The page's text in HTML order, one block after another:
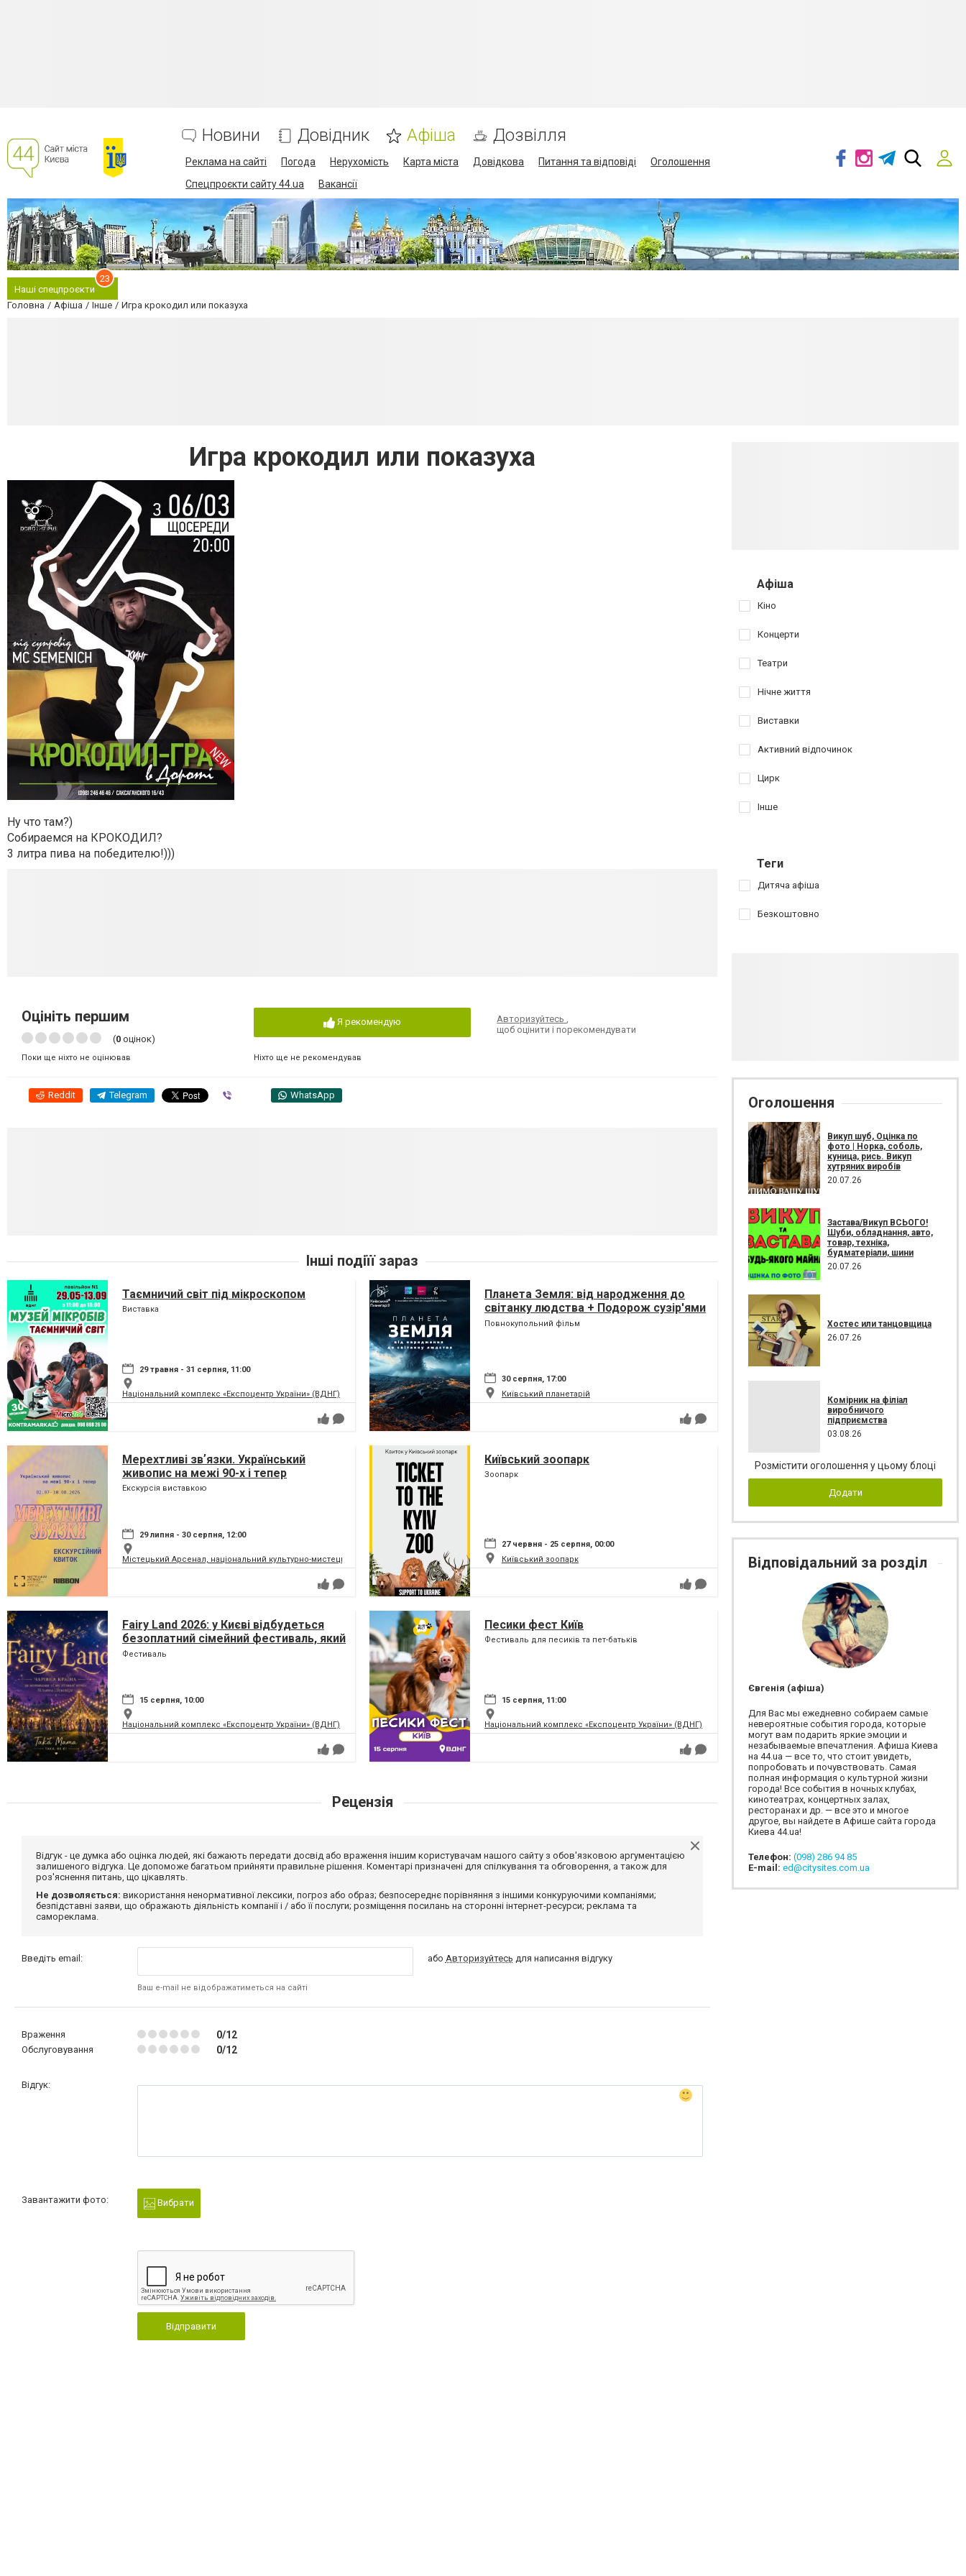
Новини Довідник Афіша Дозвілля
Реклама на сайті Погода Нерухомість Карта міста Довідкова Питання та відповіді
Оголошення
Спецпроєкти сайту 44.ua
Вакансії
Наші спецпроєкти
23
Головна Афіша Інше Игра крокодил или показуха
Игра крокодил или показуха
Ну что там?)
Собираемся на КРОКОДИЛ?
3 литра пива на победителю!)))
Оцініть першим
(0 оцінок)
Поки ще ніхто не оцінював
Я рекомендую
Ніхто ще не рекомендував
Авторизуйтесь,
щоб оцінити і порекомендувати
Reddit Telegram WhatsApp
Інші подіїї зараз
Таємничий світ під мікроскопом
Виставка
29 травня - 31 серпня, 11:00
Національний комплекс «Експоцентр України» (ВДНГ)
Планета Земля: від народження до
світанку людства + Подорож сузір'ями
(класична програма)
Повнокупольний фільм
30 серпня, 17:00
Київський планетарій
Мерехтливі звʼязки. Український
живопис на межі 90-х і тепер
Екскурсія виставкою
29 липня - 30 серпня, 12:00
Містецький Арсенал, національний культурно-мистецький та музейний комплекс
Київський зоопарк
Зоопарк
27 червня - 25 серпня, 00:00
Київський зоопарк
Fairy Land 2026: у Києві відбудеться
безоплатний сімейний фестиваль, який
перетворить парк на ВДНГ на чарівну
Фестиваль
15 серпня, 10:00
Національний комплекс «Експоцентр України» (ВДНГ)
Песики фест Київ
Фестиваль для песиків та пет-батьків
15 серпня, 11:00
Національний комплекс «Експоцентр України» (ВДНГ)
Рецензія
Відгук - це думка або оцінка людей, які бажають передати досвід або враження іншим користувачам нашого сайту з обов'язковою аргументацією
залишеного відгука. Це допоможе багатьом прийняти правильне рішення. Коментарі призначені для спілкування та обговорення, а також для
роз'яснення питань, що цікавлять.
Не дозволяється: використання ненормативної лексики, погроз або образ; безпосереднє порівняння з іншими конкуруючими компаніями;
безпідставні заяви, що ображають діяльність компанії і / або її послуги; розміщення посилань на сторонні інтернет-ресурси; реклама та
самореклама.
Введіть email:
Ваш e-mail не відображатиметься на сайті
або Авторизуйтесь для написання відгуку
Враження 0/12
Обслуговування 0/12
Відгук:
Завантажити фото: Вибрати
Відправити
Афіша
Кіно
Концерти
Театри
Нічне життя
Виставки
Активний відпочинок
Цирк
Інше
Теги
Дитяча афіша
Безкоштовно
Оголошення
Викуп шуб, Оцінка по
фото | Норка, соболь,
куница, рись. Викуп
хутряних виробів
20.07.26
Застава/Викуп ВСЬОГО!
Шуби, обладнання, авто,
товар, техніка,
будматеріали, шини
20.07.26
Хостес или танцовщица
26.07.26
Комірник на філіал
виробничого
підприємства
03.08.26
Розмістити оголошення у цьому блоці
Додати
Відповідальний за розділ
Євгенія (афіша)
Для Вас мы ежедневно собираем самые
невероятные события города, которые
могут вам подарить яркие эмоции и
незабываемые впечатления. Афиша Киева
на 44.ua — все то, что стоит увидеть,
попробовать и почувствовать. Самая
полная информация о культурной жизни
города! Все события в ночных клубах,
кинотеатрах, концертных залах,
ресторанах и др. — все это и многое
другое, вы найдете в Афише сайта города
Киева 44.ua!
Телефон: (098) 286 94 85
E-mail: ed@citysites.com.ua